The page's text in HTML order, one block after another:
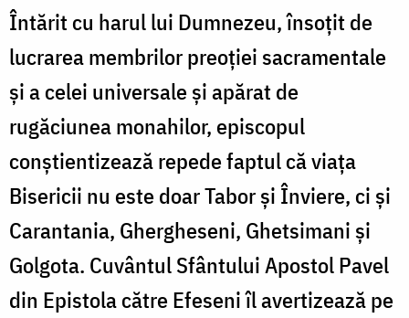
Întărit cu harul lui Dumnezeu, însoțit de
lucrarea membrilor preoției sacramentale
și a celei universale și apărat de
rugăciunea monahilor, episcopul
conștientizează repede faptul că viața
Bisericii nu este doar Tabor și Înviere, ci și
Carantania, Ghergheseni, Ghetsimani și
Golgota. Cuvântul Sfântului Apostol Pavel
din Epistola către Efeseni îl avertizează pe